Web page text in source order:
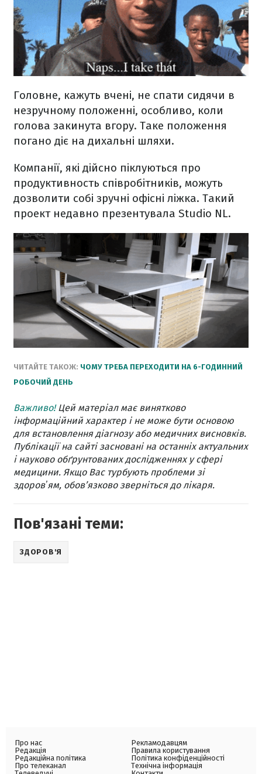
Головне, кажуть вчені, не спати сидячи в
незручному положенні, особливо, коли
голова закинута вгору. Таке положення
погано діє на дихальні шляхи.
Компанії, які дійсно піклуються про
продуктивность співробітників, можуть
дозволити собі зручні офісні ліжка. Такий
проект недавно презентувала Studio NL.
ЧИТАЙТЕ ТАКОЖ: ЧОМУ ТРЕБА ПЕРЕХОДИТИ НА 6-ГОДИННИЙ
РОБОЧИЙ ДЕНЬ
Важливо!Цей матеріал має винятково
інформаційний характер і не може бути основою
для встановлення діагнозу або медичних висновків.
Публікації на сайті засновані на останніх актуальних
і науково обґрунтованих дослідженнях у сфері
медицини. Якщо Вас турбують проблеми зі
здоровʼям, обов’язково зверніться до лікаря.
Пов'язані теми:
ЗДОРОВ'Я
Про нас
Редакція
Редакційна політика
Про телеканал
Рекламодавцям
Правила користування
Політика конфіденційності
Технічна інформація